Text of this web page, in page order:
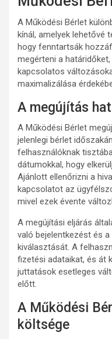
A Működési Bérlet
kínál, amelyek lehetővé
hogy fenntartsák
megérteni a
kapcsolatos
maximalizálása
A megújítás
A Működési Bérlet
jelenlegi bérlet
felhasználóknak
dátumokkal, hogy
Ajánlott ellenőrizni a
kapcsolatot az
mivel ezek évente
A megújítási eljárás
való bejelentkezést és
kiválasztását. A
fizetési adataikat, és át
juttatások esetleges
előtt.
A Működési
költsége